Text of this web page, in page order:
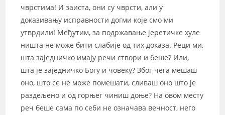
чврстима! И заиста, они су чврсти, али у
доказивању исправности догми које смо ми
утврдили! Међутим, за подржавање јеретичке хуле
ништа не може бити слабије од тих доказа. Реци ми,
шта заједничко имају речи створи и беше? Или,
шта је заједничко Богу и човеку? Због чега мешаш
оно, што се не може помешати, сливаш оно што је
раздељено и од горњег чиниш доње? На овом месту
реч беше сама по себи не означава вечност, него